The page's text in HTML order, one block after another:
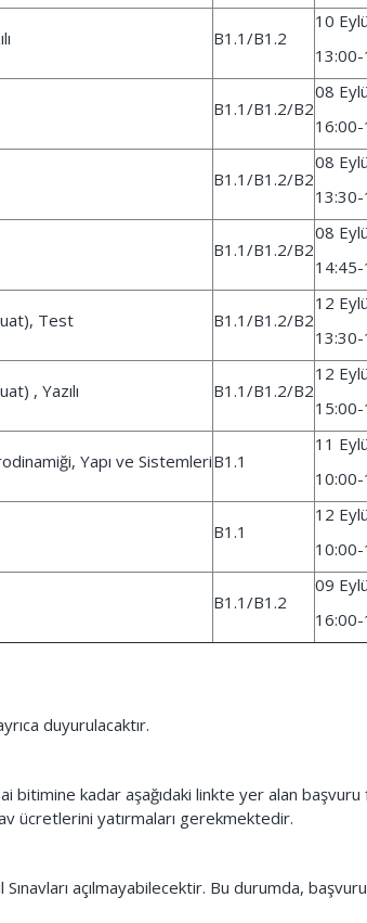
B1.1/B1.2
10
B1.1/B1.2/B2
08
B1.1/B1.2/B2
08
B1.1/B1.2/B2
08
Test B1.1/B1.2/B2
12
, Yazılı B1.1/B1.2/B2
12
Yapı ve SistemleriB1.1
11
B1.1
12
B1.1/B1.2
09
duyurulacaktır.
bitimine kadar aşağıdaki linkte yer alan başvuru
ücretlerini yatırmaları gerekmektedir.
açılmayabilecektir. Bu durumda,